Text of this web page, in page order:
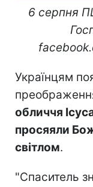
6 серпня
Українцям
обличчя
просяяли
світлом.
"Спаситель